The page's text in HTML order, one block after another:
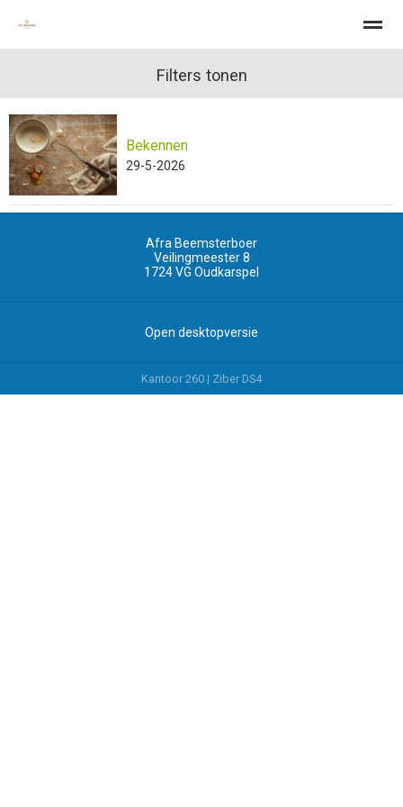
Home Zoeken
Filters tonen
Bekennen
29-5-2026
Afra Beemsterboer
Veilingmeester 8
1724 VG Oudkarspel
Open desktopversie
Kantoor 260 | Ziber DS4